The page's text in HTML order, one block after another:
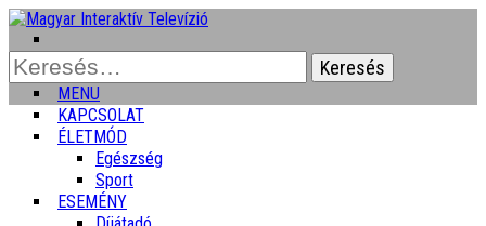
Keresés:
MENU
KAPCSOLAT
ÉLETMÓD
Egészség
Sport
ESEMÉNY